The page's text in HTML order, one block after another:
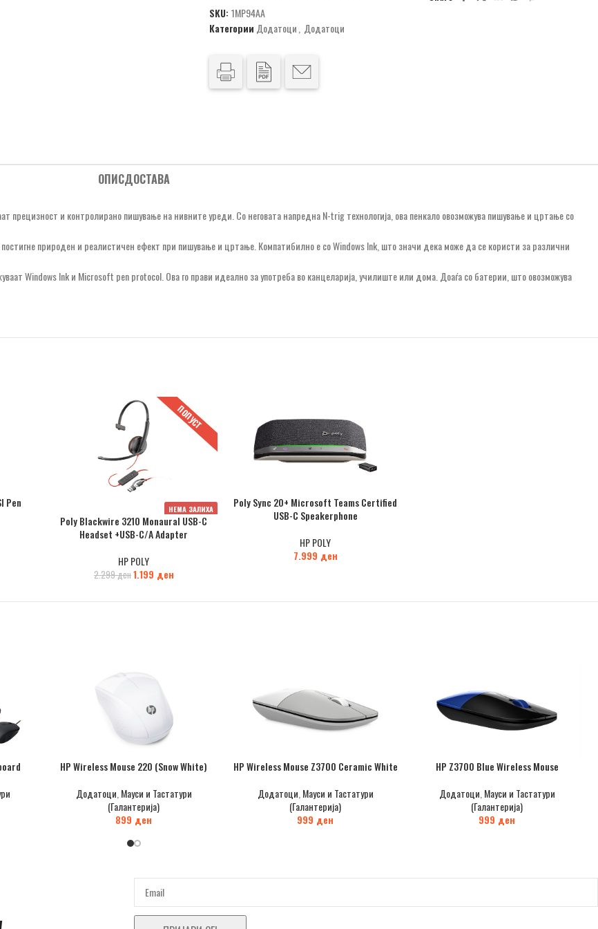
SKU:1МР94АА
Категории Додатоци Додатоци
ОПИСДОСТАВА
прецизност и контролирано пишување на нивните уреди. Со неговата напредна N-trig технологија, ова пенкало овозможува пишување и цртање со
природен и реалистичен ефект при пишување и цртање. Компатибилно е со Windows Ink, што значи дека може да се користи за различни
Windows Ink и Microsoft pen protocol. Ова го прави идеално за употреба во канцеларија, училиште или дома. Доаѓа со батерии, што овозможува
Pen
ПОПУСТ
НЕМА ЗАЛИХА
Poly Blackwire 3210 Monaural USB-C
Headset +USB-C/A Adapter
HP POLY
2.299ден1.199 ден
Poly Sync 20+ Microsoft Teams Certified
USB-C Speakerphone
HP POLY
7.999 ден
HP Wireless Mouse 220 (Snow White)
Додатоци Мауси и Тастатури
(Галантерија)
899 ден
HP Wireless Mouse Z3700 Ceramic White
Додатоци Мауси и Тастатури
(Галантерија)
999 ден
HP Z3700 Blue Wireless Mouse
Додатоци Мауси и Тастатури
(Галантерија)
999 ден